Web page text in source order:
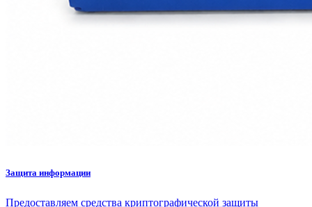
Защита информации
Предоставляем средства криптографической защиты